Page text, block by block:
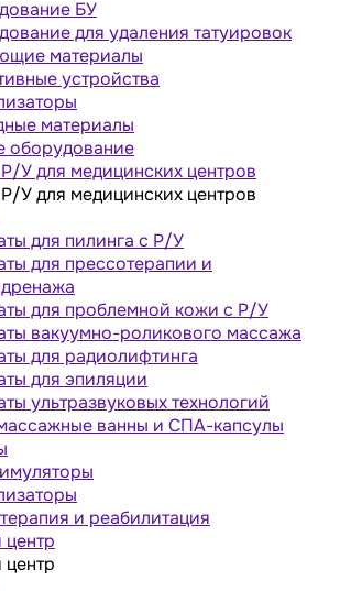
БУ
для удаления татуировок
материалы
устройства
материалы
оборудование
У для медицинских центров
У для медицинских центров
для пилинга с Р/У
для прессотерапии и
для проблемной кожи с Р/У
вакуумно-роликового массажа
для радиолифтинга
для эпиляции
ультразвуковых технологий
ванны и СПА-капсулы
и реабилитация